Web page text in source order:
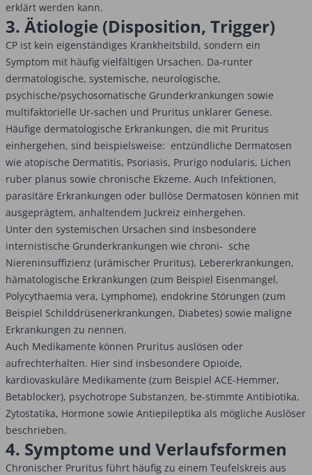
erklärt werden kann.
3. Ätiologie (Disposition, Trigger)
CP ist kein eigenständiges Krankheitsbild, sondern ein
Symptom mit häufig vielfältigen Ursachen. Da-runter
dermatologische, systemische, neurologische,
psychische/psychosomatische Grunderkrankungen sowie
multifaktorielle Ur-sachen und Pruritus unklarer Genese.
Häufige dermatologische Erkrankungen, die mit Pruritus
einhergehen, sind beispielsweise: entzündliche Dermatosen
wie atopische Dermatitis, Psoriasis, Prurigo nodularis, Lichen
ruber planus sowie chronische Ekzeme. Auch Infektionen,
parasitäre Erkrankungen oder bullöse Dermatosen können mit
ausgeprägtem, anhaltendem Juckreiz einhergehen.
Unter den systemischen Ursachen sind insbesondere
internistische Grunderkrankungen wie chroni- sche
Niereninsuffizienz (urämischer Pruritus), Lebererkrankungen,
hä­ma­tologische Erkrankungen (zum Beispiel Eisenmangel,
Polycythaemia vera, Lymphome), endokrine Störungen (zum
Beispiel Schilddrüsenerkrankungen, Diabetes) sowie maligne
Erkrankungen zu nennen.
Auch Medikamente können Pruritus auslösen oder
aufrechterhalten. Hier sind insbesondere Opioide,
kardiovaskuläre Medikamente (zum Beispiel ACE-Hemmer,
Betablocker), psychotrope Substanzen, be-stimmte Antibiotika,
Zytostatika, Hormone sowie Antiepileptika als mögliche Auslöser
beschrieben.
4. Symptome und Verlaufsformen
Chronischer Pruritus führt häufig zu einem Teufelskreis aus